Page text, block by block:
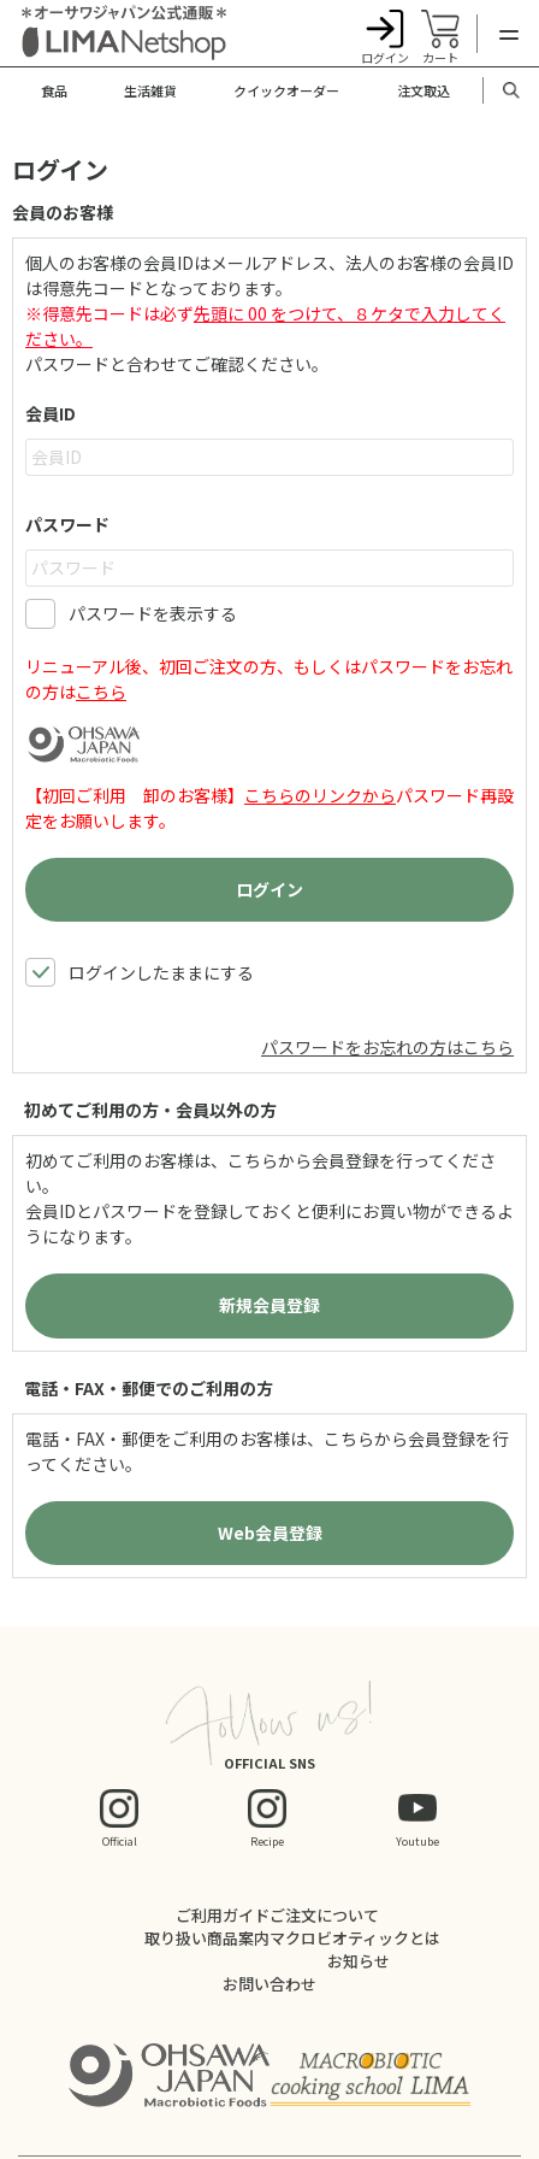
ログイン カート
食品 生活雑貨 クイックオーダー 注文取込
ログイン
会員のお客様
個人のお客様の会員IDはメールアドレス、法人のお客様の会員ID
は得意先コードとなっております。
※得意先コードは必ず先頭に 00 をつけて、８ケタで入力してく
ださい。
パスワードと合わせてご確認ください。
会員ID
パスワード
パスワードを表示する
リニューアル後、初回ご注文の方、もしくはパスワードをお忘れ
の方はこちら
【初回ご利用 卸のお客様】 こちらのリンクからパスワード再設
定をお願いします。
ログインしたままにする
パスワードをお忘れの方はこちら
初めてご利用の方・会員以外の方
初めてご利用のお客様は、こちらから会員登録を行ってくださ
い。
会員IDとパスワードを登録しておくと便利にお買い物ができるよ
うになります。
電話・FAX・郵便でのご利用の方
電話・FAX・郵便をご利用のお客様は、こちらから会員登録を行
ってください。
OFFICIAL SNS
Official Recipe Youtube
ご利用ガイドご注文について
取り扱い商品案内マクロビオティックとは
お知らせ
お問い合わせ